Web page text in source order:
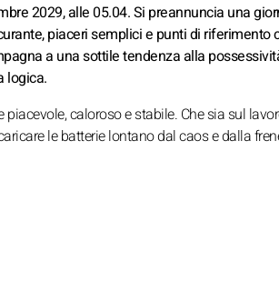
2029, alle 05.04. Si preannuncia una
piaceri semplici e punti di riferimento
a una sottile tendenza alla
logica.
caloroso e stabile. Che sia sul
le batterie lontano dal caos e dalla